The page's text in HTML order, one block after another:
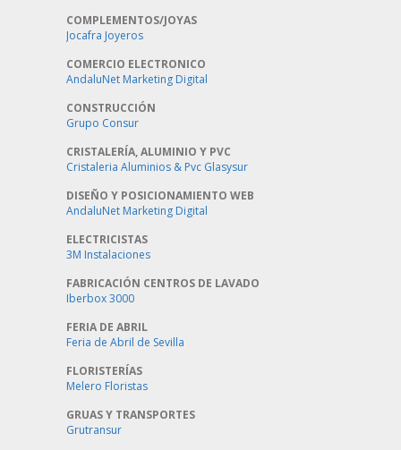
COMPLEMENTOS/JOYAS
Jocafra Joyeros
COMERCIO ELECTRONICO
AndaluNet Marketing Digital
CONSTRUCCIÓN
Grupo Consur
CRISTALERÍA, ALUMINIO Y PVC
Cristaleria Aluminios & Pvc Glasysur
DISEÑO Y POSICIONAMIENTO WEB
AndaluNet Marketing Digital
ELECTRICISTAS
3M Instalaciones
FABRICACIÓN CENTROS DE LAVADO
Iberbox 3000
FERIA DE ABRIL
Feria de Abril de Sevilla
FLORISTERÍAS
Melero Floristas
GRUAS Y TRANSPORTES
Grutransur